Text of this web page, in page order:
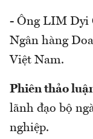
- Ông LIM Dyi
Ngân hàng
Việt Nam.
Phiên thảo
lãnh đạo bộ
nghiệp.